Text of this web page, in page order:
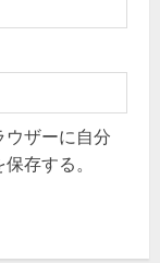
ザーに自分
存する。